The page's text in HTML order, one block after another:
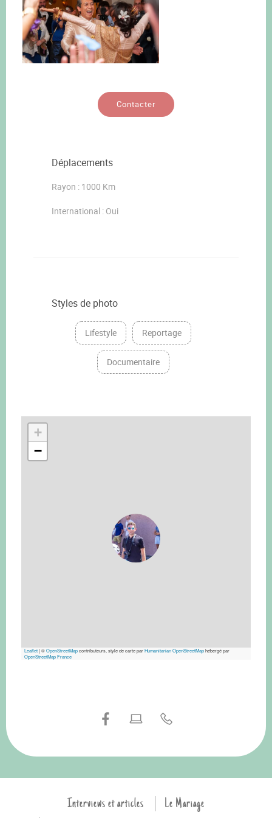
Contacter
Déplacements
Rayon : 1000 Km
International : Oui
Styles de photo
Lifestyle Reportage
Documentaire
+
−
Leaflet|©OpenStreetMapcontributeurs, style de carte parHumanitarian OpenStreetMaphébergé par
OpenStreetMap France
Interviews et articles
Le Mariage